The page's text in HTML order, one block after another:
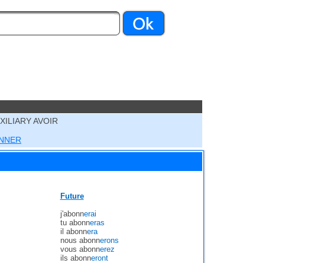
AVOIR
Future
j'abonnerai
tu abonneras
il abonnera
nous abonnerons
vous abonnerez
ils abonneront